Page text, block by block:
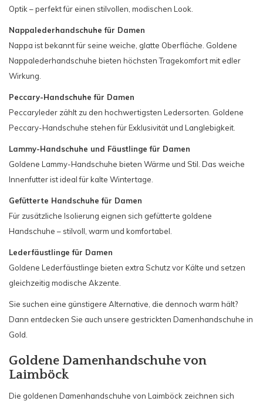
Optik – perfekt für einen stilvollen, modischen Look.
Nappalederhandschuhe für Damen
Nappa ist bekannt für seine weiche, glatte Oberfläche. Goldene
Nappalederhandschuhe bieten höchsten Tragekomfort mit edler
Wirkung.
Peccary-Handschuhe für Damen
Peccaryleder zählt zu den hochwertigsten Ledersorten. Goldene
Peccary-Handschuhe stehen für Exklusivität und Langlebigkeit.
Lammy-Handschuhe und Fäustlinge für Damen
Goldene Lammy-Handschuhe bieten Wärme und Stil. Das weiche
Innenfutter ist ideal für kalte Wintertage.
Gefütterte Handschuhe für Damen
Für zusätzliche Isolierung eignen sich gefütterte goldene
Handschuhe – stilvoll, warm und komfortabel.
Lederfäustlinge für Damen
Goldene Lederfäustlinge bieten extra Schutz vor Kälte und setzen
gleichzeitig modische Akzente.
Sie suchen eine günstigere Alternative, die dennoch warm hält?
Dann entdecken Sie auch unsere gestrickten Damenhandschuhe in
Gold.
Goldene Damenhandschuhe von
Laimböck
Die goldenen Damenhandschuhe von Laimböck zeichnen sich